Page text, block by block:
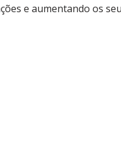
e aumentando os